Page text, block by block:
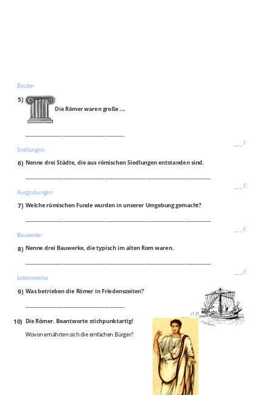
Bauten
5)
Die Römer waren große ....
/1P
Siedlungen
6) Nenne drei Städte, die aus römischen Siedlungen entstanden sind.
/3P
Ausgrabungen
7) Welche römischen Funde wurden in unserer Umgebung gemacht?
/3P
Bauwerke
8) Nenne drei Bauwerke, die typisch im alten Rom waren.
/3P
Lebensweise
9) Was betrieben die Römer in Friedenszeiten?
/1P
10) Die Römer. Beantworte stichpunktartig!
Wovon ernährten sich die einfachen Bürger?